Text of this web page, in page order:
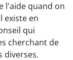
l'aide quand on
existe en
qui
cherchant de
diverses.